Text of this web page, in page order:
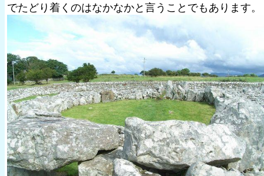
でたどり着くのはなかなかと言うことでもあります。